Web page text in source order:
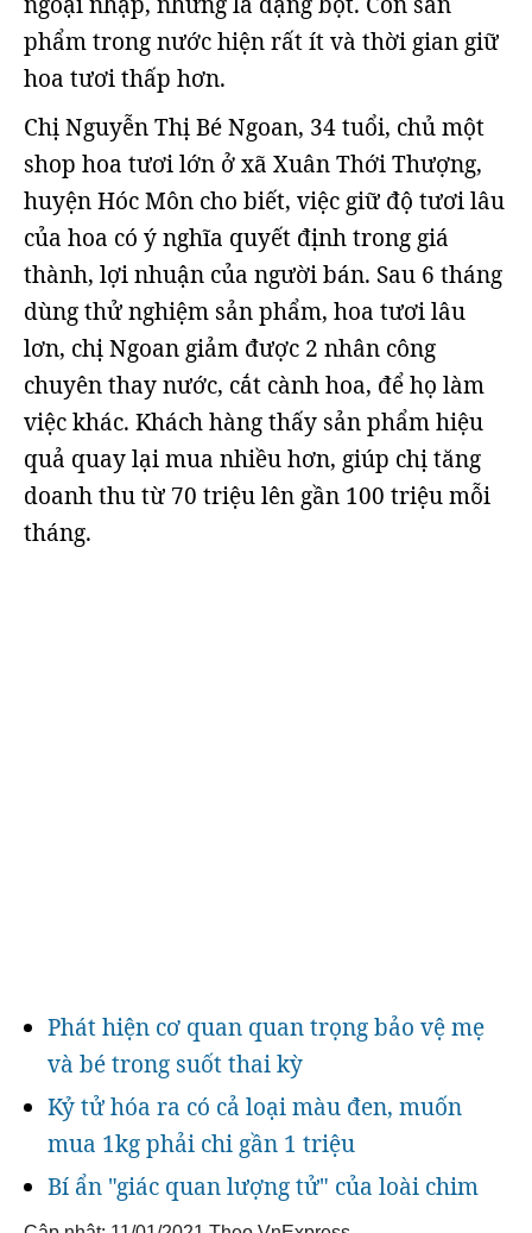
phẩm trong nước hiện rất ít và thời gian giữ
hoa tươi thấp hơn.
Chị Nguyễn Thị Bé Ngoan, 34 tuổi, chủ một
shop hoa tươi lớn ở xã Xuân Thới Thượng,
huyện Hóc Môn cho biết, việc giữ độ tươi lâu
của hoa có ý nghĩa quyết định trong giá
thành, lợi nhuận của người bán. Sau 6 tháng
dùng thử nghiệm sản phẩm, hoa tươi lâu
lơn, chị Ngoan giảm được 2 nhân công
chuyên thay nước, cắt cành hoa, để họ làm
việc khác. Khách hàng thấy sản phẩm hiệu
quả quay lại mua nhiều hơn, giúp chị tăng
doanh thu từ 70 triệu lên gần 100 triệu mỗi
tháng.
Phát hiện cơ quan quan trọng bảo vệ mẹ
và bé trong suốt thai kỳ
Kỷ tử hóa ra có cả loại màu đen, muốn
mua 1kg phải chi gần 1 triệu
Bí ẩn "giác quan lượng tử" của loài chim